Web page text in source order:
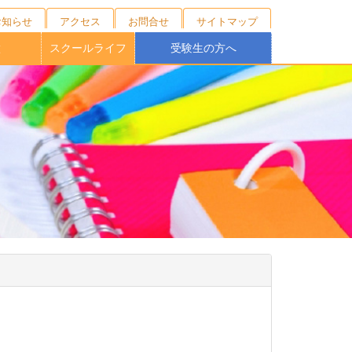
らせ アクセス お問合せ サイトマップ
成
ンプ
ング
度
スクールライフ
１日の流れ
年間行事
部活動
施設紹介
制服紹介
桐蔭祭
受験生の方へ
受験生向けNEWS
オープンスクール
学校説明会・外部相談会
募集要項